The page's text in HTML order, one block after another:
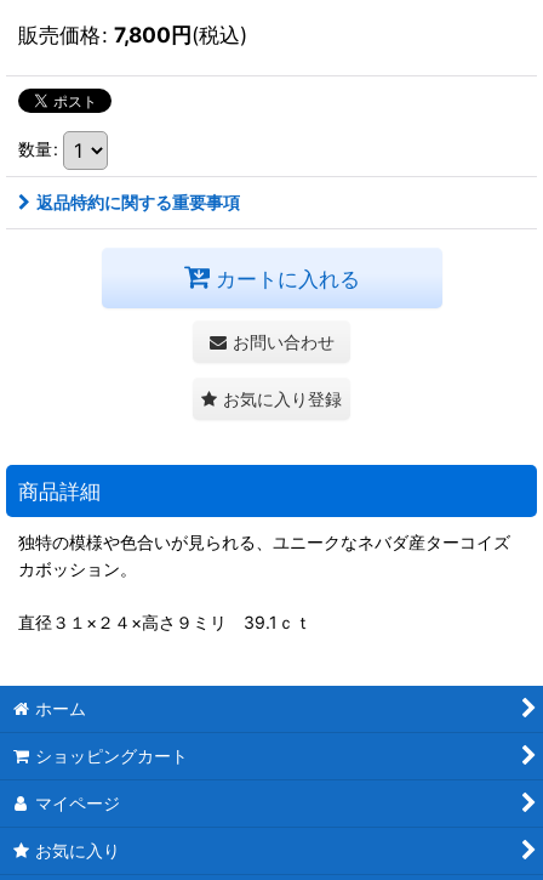
販売価格: 7,800円(税込)
数量:
返品特約に関する重要事項
カートに入れる
お問い合わせ
お気に入り登録
商品詳細
独特の模様や色合いが見られる、ユニークなネバダ産ターコイズ
カボッション。
直径３１×２４×高さ９ミリ 39.1ｃｔ
ホーム
ショッピングカート
マイページ
お気に入り